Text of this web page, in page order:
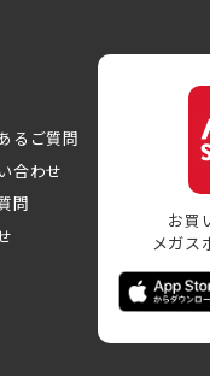
るご質問
合わせ
問
お買
メガス